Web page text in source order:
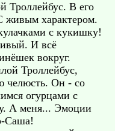
Троллейбус. В его
живым характером.
с кукишку!
И всё
вокруг.
Троллейбус,
челюсть. Он - со
огурцами с
А меня... Эмоции
Саша!